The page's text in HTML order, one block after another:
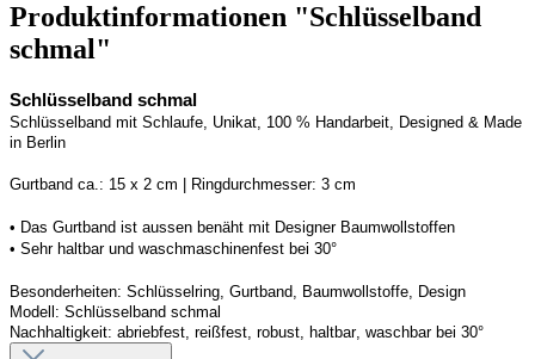
Produktinformationen "Schlüsselband
schmal"
Schlüsselband schmal
Schlüsselband mit Schlaufe, Unikat, 100 % Handarbeit, Designed & Made
in Berlin
Gurtband ca.: 15 x 2 cm | Ringdurchmesser: 3 cm
• Das Gurtband ist aussen benäht mit Designer Baumwollstoffen
• Sehr haltbar und waschmaschinenfest bei 30°
Besonderheiten: Schlüsselring, Gurtband, Baumwollstoffe, Design
Modell: Schlüsselband schmal
Nachhaltigkeit: abriebfest, reißfest, robust, haltbar, waschbar bei 30°